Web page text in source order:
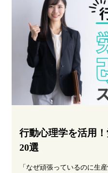
行動心理学を活用
20選
「なぜ頑張っているのに生